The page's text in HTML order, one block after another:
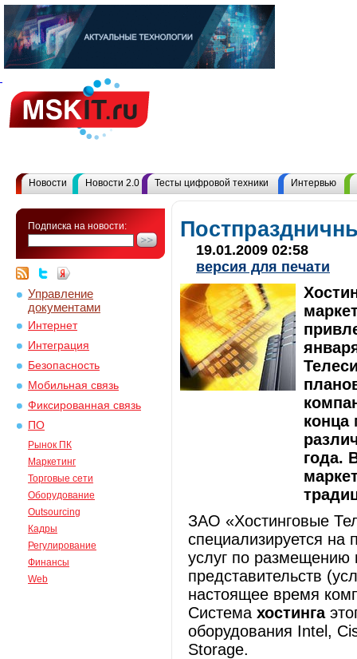
Новости Новости 2.0 Тесты цифровой техники Интервью
Подписка на новости:
Управление
документами
Интернет
Интеграция
Безопасность
Мобильная связь
Фиксированная связь
ПО
Рынок ПК
Маркетинг
Торговые сети
Оборудование
Outsourcing
Кадры
Регулирование
Финансы
Web
19.01.2009 02:58
версия для печати
конца
года.
ЗАО «Хостинговые
специализируется на
услуг по размещению
представительств
настоящее время
Система хостинга
оборудования Intel,
Storage.